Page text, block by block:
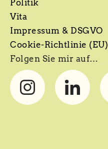
Politik
Vita
Impressum & DSGVO
Cookie-Richtlinie (EU)
Folgen Sie mir auf…